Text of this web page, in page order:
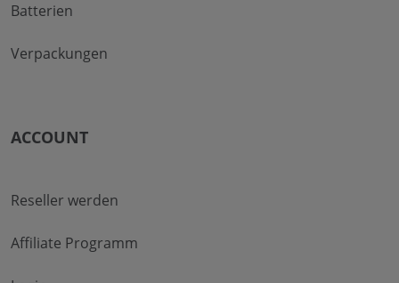
Batterien
Verpackungen
ACCOUNT
Reseller werden
Affiliate Programm